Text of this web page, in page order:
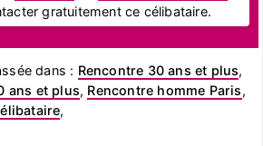
gratuitement ce célibataire.
dans : Rencontre 30 ans et plus,
ans et plus, Rencontre homme Paris,
,